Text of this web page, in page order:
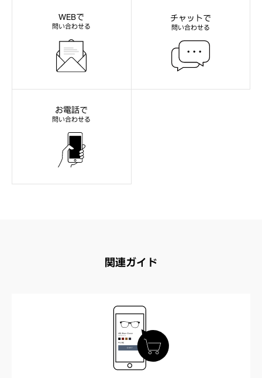
WEBで
問い合わせる
チャットで
問い合わせる
お電話で
問い合わせる
関連ガイド